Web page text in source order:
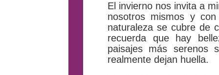
El invierno nos invita a
nosotros mismos y
naturaleza se cubre de
recuerda que hay
paisajes más serenos
realmente dejan huella.